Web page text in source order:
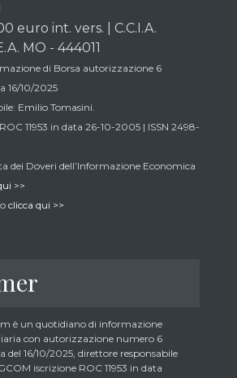
euro int. vers. | C.C.I.A.
MO - 444011
di Borsa autorizzazione 6
16/10/2025
Emilio Tomasini.
11953 in data 26-10-2005 | ISSN 2498-
dei Doveri dell’Informazione Economica
>>
clicca qui >>
è un quotidiano di informazione
con autorizzazione numero 6
del 16/10/2025, direttore responsabile
iscrizione ROC 11953 in data